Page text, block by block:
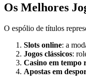
Os Melhores
O espólio de títulos
Slots online: a
Jogos clássicos:
Casino em tempo
Apostas em